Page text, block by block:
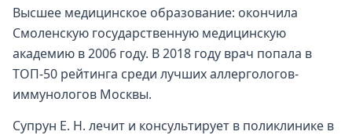
Высшее медицинское образование: окончила
Смоленскую государственную медицинскую
академию в 2006 году. В 2018 году врач попала в
ТОП-50 рейтинга среди лучших аллергологов-
иммунологов Москвы.
Супрун Е. Н. лечит и консультирует в поликлинике в